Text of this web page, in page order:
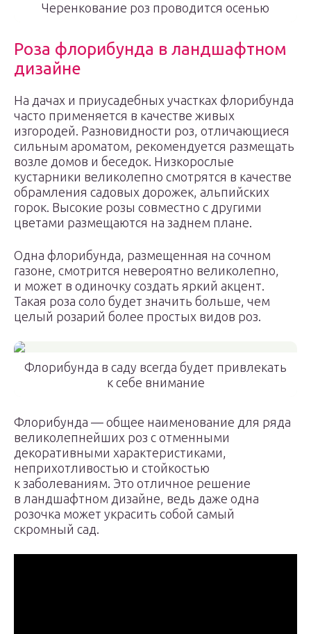
Черенкование роз проводится осенью
Роза флорибунда в ландшафтном
дизайне
На дачах и приусадебных участках флорибунда
часто применяется в качестве живых
изгородей. Разновидности роз, отличающиеся
сильным ароматом, рекомендуется размещать
возле домов и беседок. Низкорослые
кустарники великолепно смотрятся в качестве
обрамления садовых дорожек, альпийских
горок. Высокие розы совместно с другими
цветами размещаются на заднем плане.
Одна флорибунда, размещенная на сочном
газоне, смотрится невероятно великолепно,
и может в одиночку создать яркий акцент.
Такая роза соло будет значить больше, чем
целый розарий более простых видов роз.
Флорибунда в саду всегда будет привлекать
к себе внимание
Флорибунда — общее наименование для ряда
великолепнейших роз с отменными
декоративными характеристиками,
неприхотливостью и стойкостью
к заболеваниям. Это отличное решение
в ландшафтном дизайне, ведь даже одна
розочка может украсить собой самый
скромный сад.